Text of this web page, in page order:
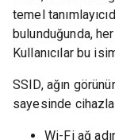
temel
bulunduğunda,
Kullanıcılar bu
SSID, ağın
sayesinde
Wi-Fi ağ